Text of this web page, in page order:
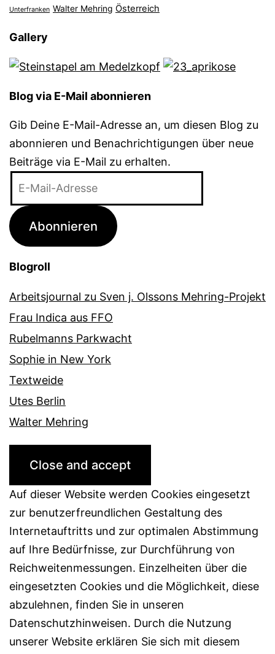
Unterfranken Walter Mehring Österreich
Gallery
Blog via E-Mail abonnieren
Gib Deine E-Mail-Adresse an, um diesen Blog zu
abonnieren und Benachrichtigungen über neue
Beiträge via E-Mail zu erhalten.
Adresse
Abonnieren
Blogroll
Arbeitsjournal zu Sven j. Olssons Mehring-Projekt
Frau Indica aus FFO
Rubelmanns Parkwacht
Sophie in New York
Textweide
Utes Berlin
Walter Mehring
Auf dieser Website werden Cookies eingesetzt
zur benutzerfreundlichen Gestaltung des
Internetauftritts und zur optimalen Abstimmung
auf Ihre Bedürfnisse, zur Durchführung von
Reichweitenmessungen. Einzelheiten über die
eingesetzten Cookies und die Möglichkeit, diese
abzulehnen, finden Sie in unseren
Datenschutzhinweisen. Durch die Nutzung
unserer Website erklären Sie sich mit diesem